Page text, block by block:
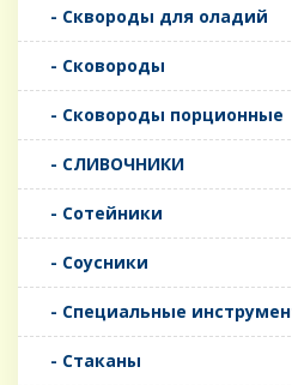
- Сквороды для оладий
- Сковороды
- Сковороды порционные
- СЛИВОЧНИКИ
- Сотейники
- Соусники
- Специальные
- Стаканы